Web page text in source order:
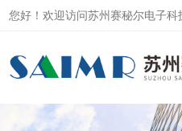
您好！欢迎访问苏州赛秘尔电子科